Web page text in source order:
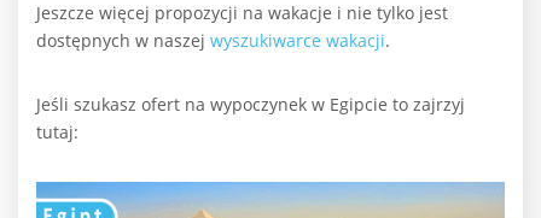
Jeszcze więcej propozycji na wakacje i nie tylko jest
dostępnych w naszej wyszukiwarce wakacji.
Jeśli szukasz ofert na wypoczynek w Egipcie to zajrzyj
tutaj: